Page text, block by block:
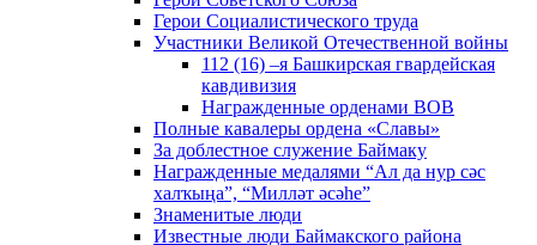
Герои Социалистического труда
Участники Великой Отечественной войны
112 (16) –я Башкирская гвардейская
кавдивизия
Награжденные орденами ВОВ
Полные кавалеры ордена «Славы»
За доблестное служение Баймаку
Награжденные медалями “Ал да нур сәс
халҡыңа”, “Милләт әсәһе”
Знаменитые люди
Известные люди Баймакского района